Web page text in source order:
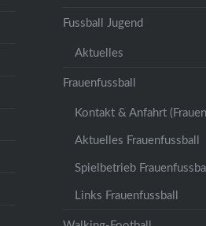
Fussball Jugend
Aktuelles
Frauenfussball
Kontakt & Anfahrt
Aktuelles Frauenfussball
Spielbetrieb Frauenfussball
Links Frauenfussball